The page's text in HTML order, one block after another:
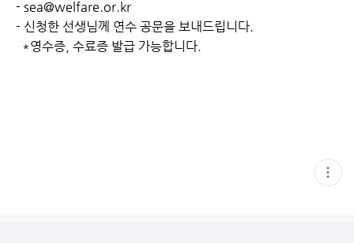
- sea@welfare.or.kr
- 신청한 선생님께 연수 공문을 보내드립니다.
*영수증, 수료증 발급 가능합니다.
현
재